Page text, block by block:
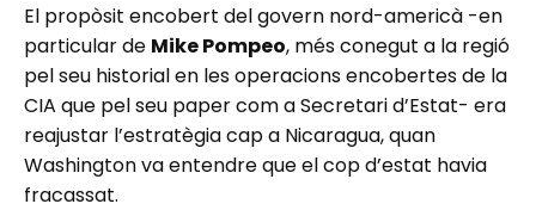
El propòsit encobert del govern nord-americà -en
particular de Mike Pompeo, més conegut a la regió
pel seu historial en les operacions encobertes de la
CIA que pel seu paper com a Secretari d’Estat- era
reajustar l’estratègia cap a Nicaragua, quan
Washington va entendre que el cop d’estat havia
fracassat.